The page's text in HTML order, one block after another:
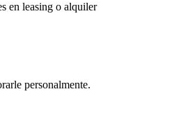
en leasing o alquiler
personalmente.